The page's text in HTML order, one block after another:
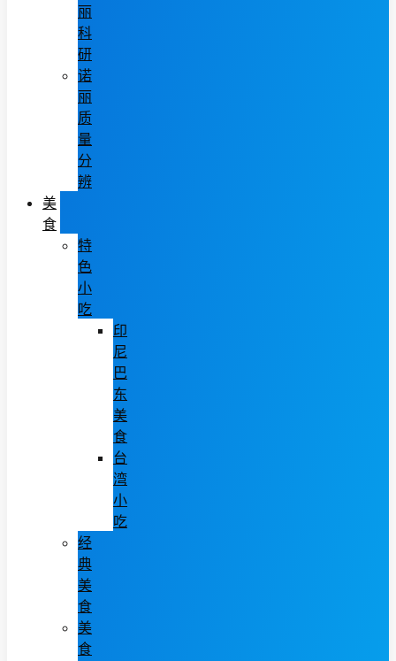
丽
科
研
诺
丽
质
量
分
辨
美
食
特
色
小
吃
印
尼
巴
东
美
食
台
湾
小
吃
经
典
美
食
美
食